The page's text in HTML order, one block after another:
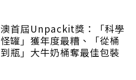
澳首屆Unpackit獎：「科學
怪罐」獲年度最糟、「從桶
到瓶」大牛奶桶奪最佳包裝